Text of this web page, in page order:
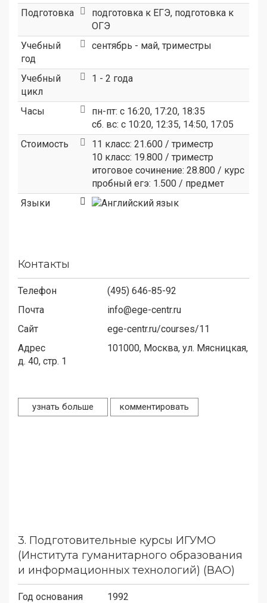
Подготовка
подготовка к ЕГЭ, подготовка к
ОГЭ
Учебный
год
сентябрь - май, триместры
Учебный
цикл
1 - 2 года
Часы
пн-пт: с 16:20, 17:20, 18:35
сб. вс: с 10:20, 12:35, 14:50, 17:05
Стоимость
11 класс: 21.600 / триместр
10 класс: 19.800 / триместр
итоговое сочинение: 28.800 / курс
пробный егэ: 1.500 / предмет
Языки
Контакты
Телефон
(495) 646-85-92
Почта
info@ege-centr.ru
Сайт
ege-centr.ru/courses/11
Адрес
101000, Москва, ул. Мясницкая,
д. 40, стр. 1
узнать больше комментировать
3. Подготовительные курсы ИГУМО
(Института гуманитарного образования
и информационных технологий) (ВАО)
Год основания
1992